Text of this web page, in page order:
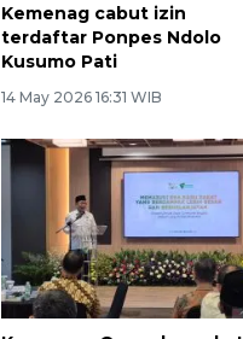
Kemenag cabut izin
terdaftar Ponpes Ndolo
Kusumo Pati
14 May 2026 16:31 WIB